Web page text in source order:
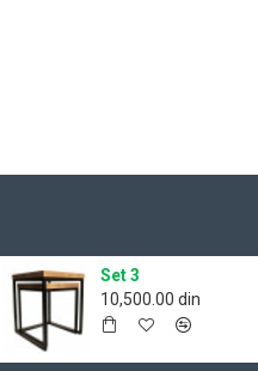
Set 3
10,500.00 din